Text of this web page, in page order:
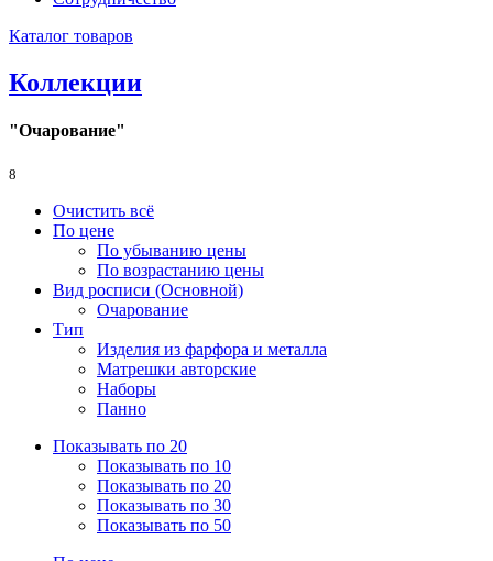
Каталог товаров
Коллекции
"Очарование"
8
Очистить всё
По цене
По убыванию цены
По возрастанию цены
Вид росписи (Основной)
Очарование
Тип
Изделия из фарфора и металла
Матрешки авторские
Наборы
Панно
Показывать по 20
Показывать по 10
Показывать по 20
Показывать по 30
Показывать по 50